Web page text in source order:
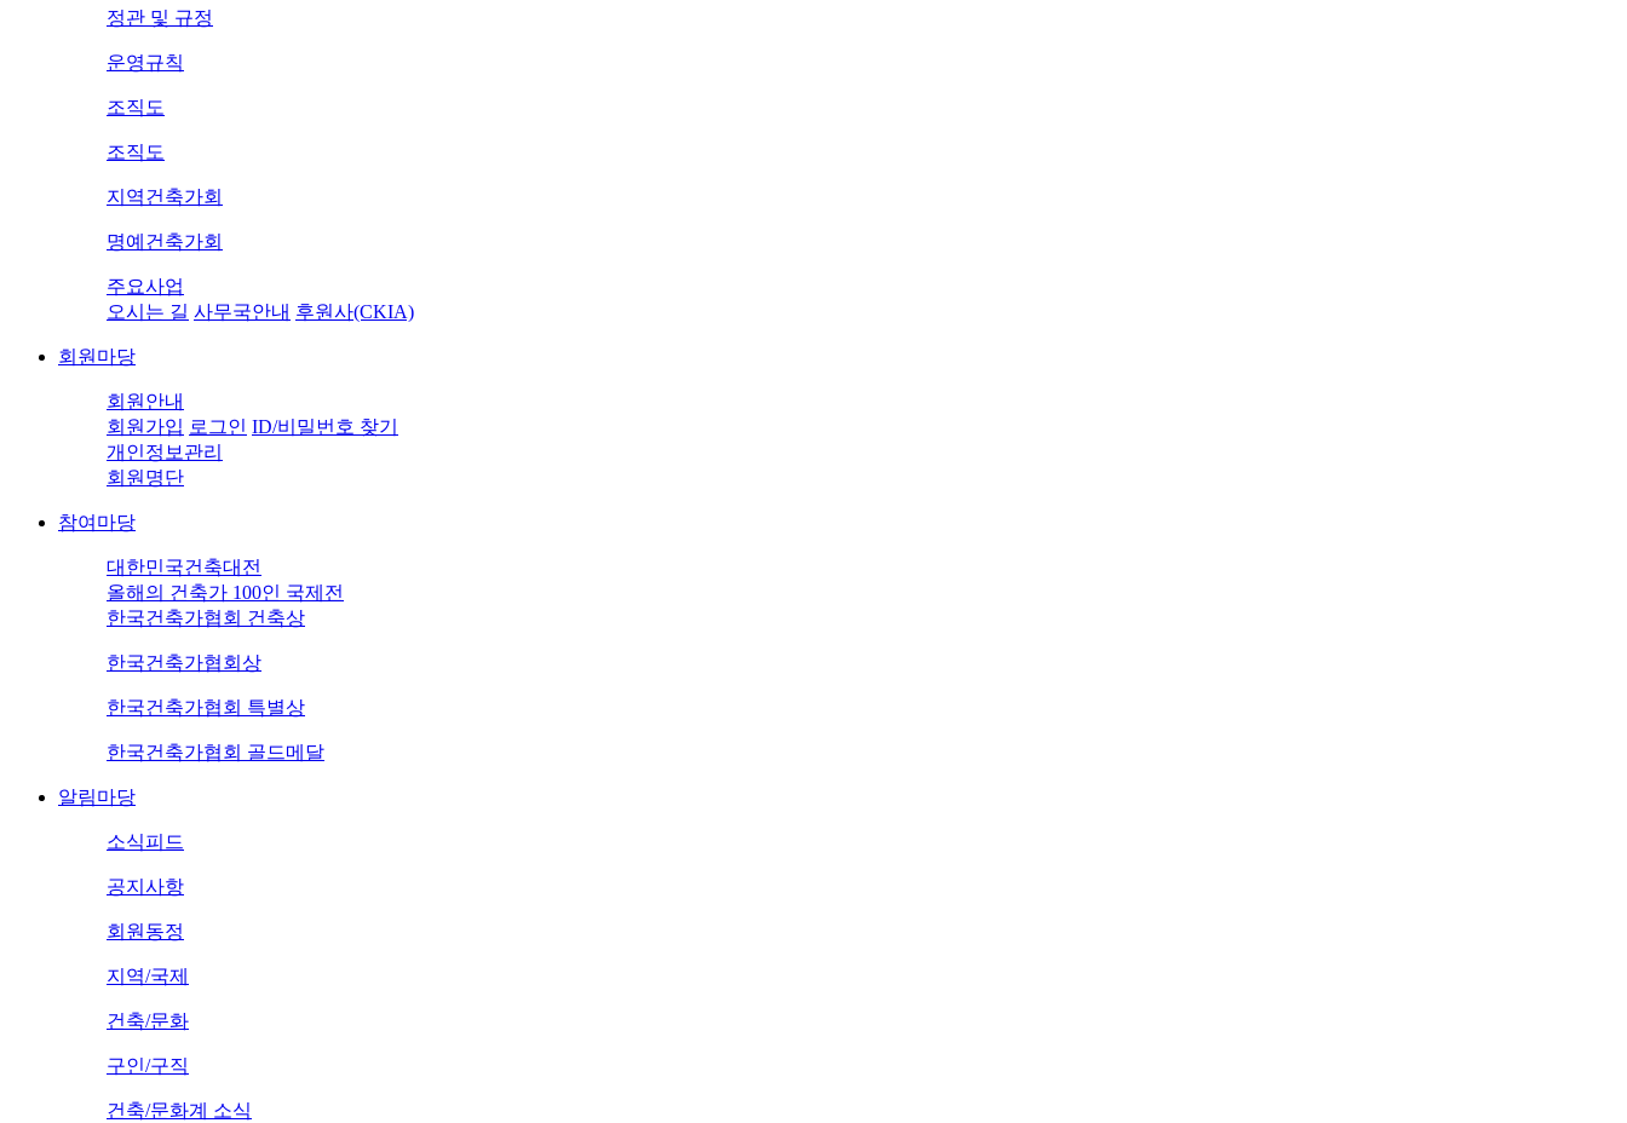
정관 및 규정
운영규칙
조직도
조직도
지역건축가회
명예건축가회
주요사업
오시는 길 사무국안내 후원사(CKIA)
회원마당
회원안내
회원가입 로그인 ID/비밀번호 찾기
개인정보관리
회원명단
참여마당
대한민국건축대전
올해의 건축가 100인 국제전
한국건축가협회 건축상
한국건축가협회상
한국건축가협회 특별상
한국건축가협회 골드메달
알림마당
소식피드
공지사항
회원동정
지역/국제
건축/문화
구인/구직
건축/문화계 소식